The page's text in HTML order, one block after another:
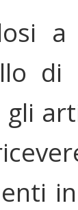
di